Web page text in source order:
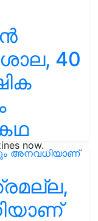
now.
40